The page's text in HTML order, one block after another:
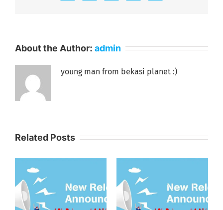
About the Author: admin
young man from bekasi planet :)
Related Posts